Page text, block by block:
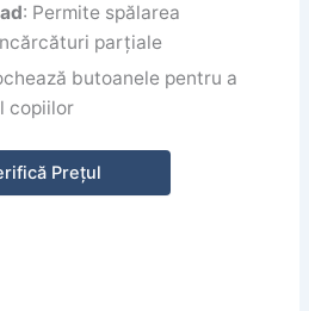
: Permite spălarea
parțiale
butoanele pentru a
copiilor
Prețul